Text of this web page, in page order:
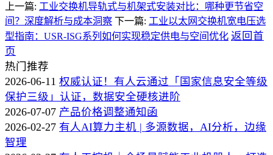
上一篇: 工业交换机导轨式与机架式安装对比：哪种更节省空
间？深度解析与成本洞察 下一篇: 工业以太网交换机宽电压选
型指南：USR-ISG系列如何实现稳定供电与空间优化 返回首
页
热门推荐
2026-06-11 权威认证！有人云通过「国家信息安全等级
保护三级」认证，数据安全硬核进阶
2026-07-07 产品价格调整通知函
2026-02-27 有人AI算力主机 | 多源数据，AI分析，边缘
智理